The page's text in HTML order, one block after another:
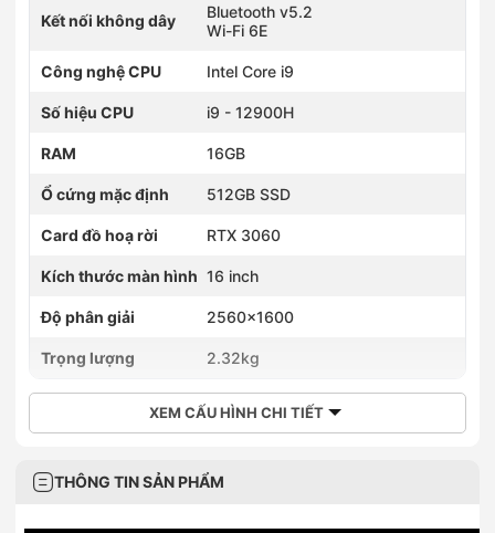
Kết nối không dây
Bluetooth v5.2
Wi-Fi 6E
Công nghệ CPU Intel Core i9
Số hiệu CPU i9 - 12900H
RAM 16GB
Ổ cứng mặc định 512GB SSD
Card đồ hoạ rời RTX 3060
Kích thước màn hình 16 inch
Độ phân giải 2560x1600
Trọng lượng 2.32kg
XEM CẤU HÌNH CHI TIẾT
THÔNG TIN SẢN PHẨM